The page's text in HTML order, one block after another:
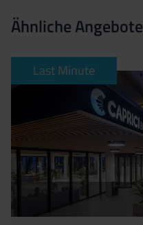
Ähnliche Angebote
Last Minute